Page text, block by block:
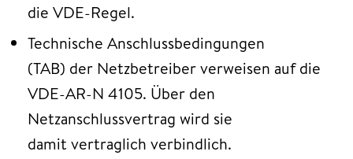
die VDE-Regel.
Technische Anschlussbedingungen
(TAB) der Netzbetreiber verweisen auf die
VDE-AR-N 4105. Über den
Netzanschlussvertrag wird sie
damit vertraglich verbindlich.